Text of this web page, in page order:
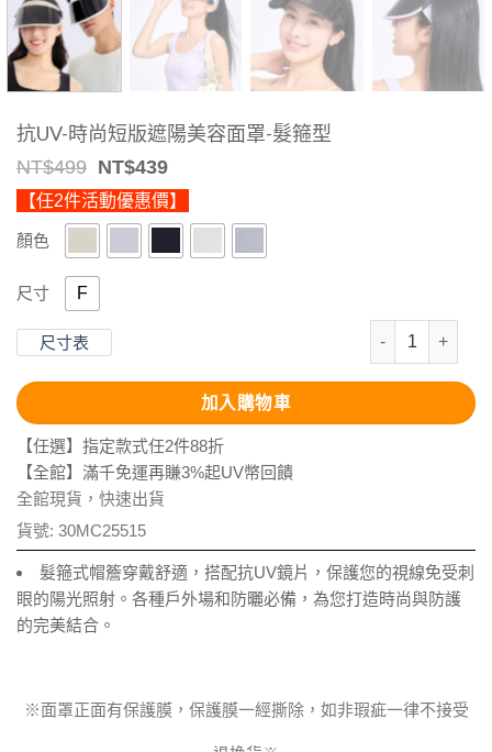
抗UV-時尚短版遮陽美容面罩-髮箍型
NT$499 Original
price
was:
NT$499.
NT$439Current
price
is:
NT$439.
【任2件活動優惠價】
顏色
尺寸 F
尺寸表
抗UV-時尚短
加入購物車
【任選】指定款式任2件88折
【全館】滿千免運再賺3%起UV幣回饋
全館現貨，快速出貨
貨號: 30MC25515
髮箍式帽簷穿戴舒適，搭配抗UV鏡片，保護您的視線免受刺
眼的陽光照射。各種戶外場和防曬必備，為您打造時尚與防護
的完美結合。
※面罩正面有保護膜，保護膜一經撕除，如非瑕疵一律不接受